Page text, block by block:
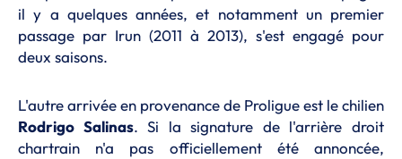
il y a quelques années, et notamment un premier
passage par Irun (2011 à 2013), s'est engagé pour
deux saisons.
L'autre arrivée en provenance de Proligue est le chilien
Rodrigo Salinas. Si la signature de l'arrière droit
chartrain n'a pas officiellement été annoncée,